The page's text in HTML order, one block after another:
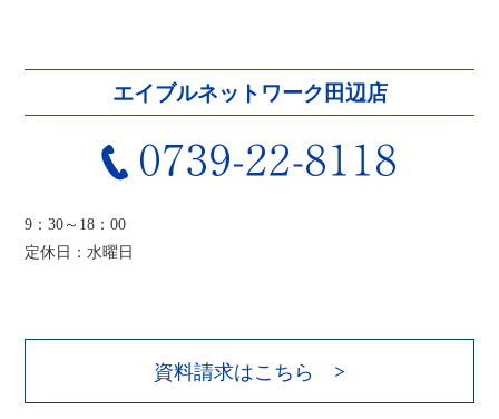
エイブルネットワーク田辺店
9：30～18：00
定休日：水曜日
資料請求はこちら >